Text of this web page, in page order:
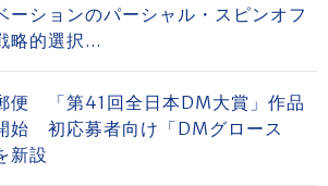
ーションのパーシャル・スピンオフ
略的選択...
便 「第41回全日本DM大賞」作品
始 初応募者向け「DMグロース
新設